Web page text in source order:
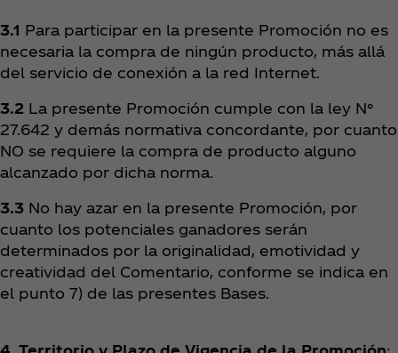
3.1 Para participar en la presente Promoción no es
necesaria la compra de ningún producto, más allá
del servicio de conexión a la red Internet.
3.2 La presente Promoción cumple con la ley N°
27.642 y demás normativa concordante, por cuanto
NO se requiere la compra de producto alguno
alcanzado por dicha norma.
3.3 No hay azar en la presente Promoción, por
cuanto los potenciales ganadores serán
determinados por la originalidad, emotividad y
creatividad del Comentario, conforme se indica en
el punto 7) de las presentes Bases.